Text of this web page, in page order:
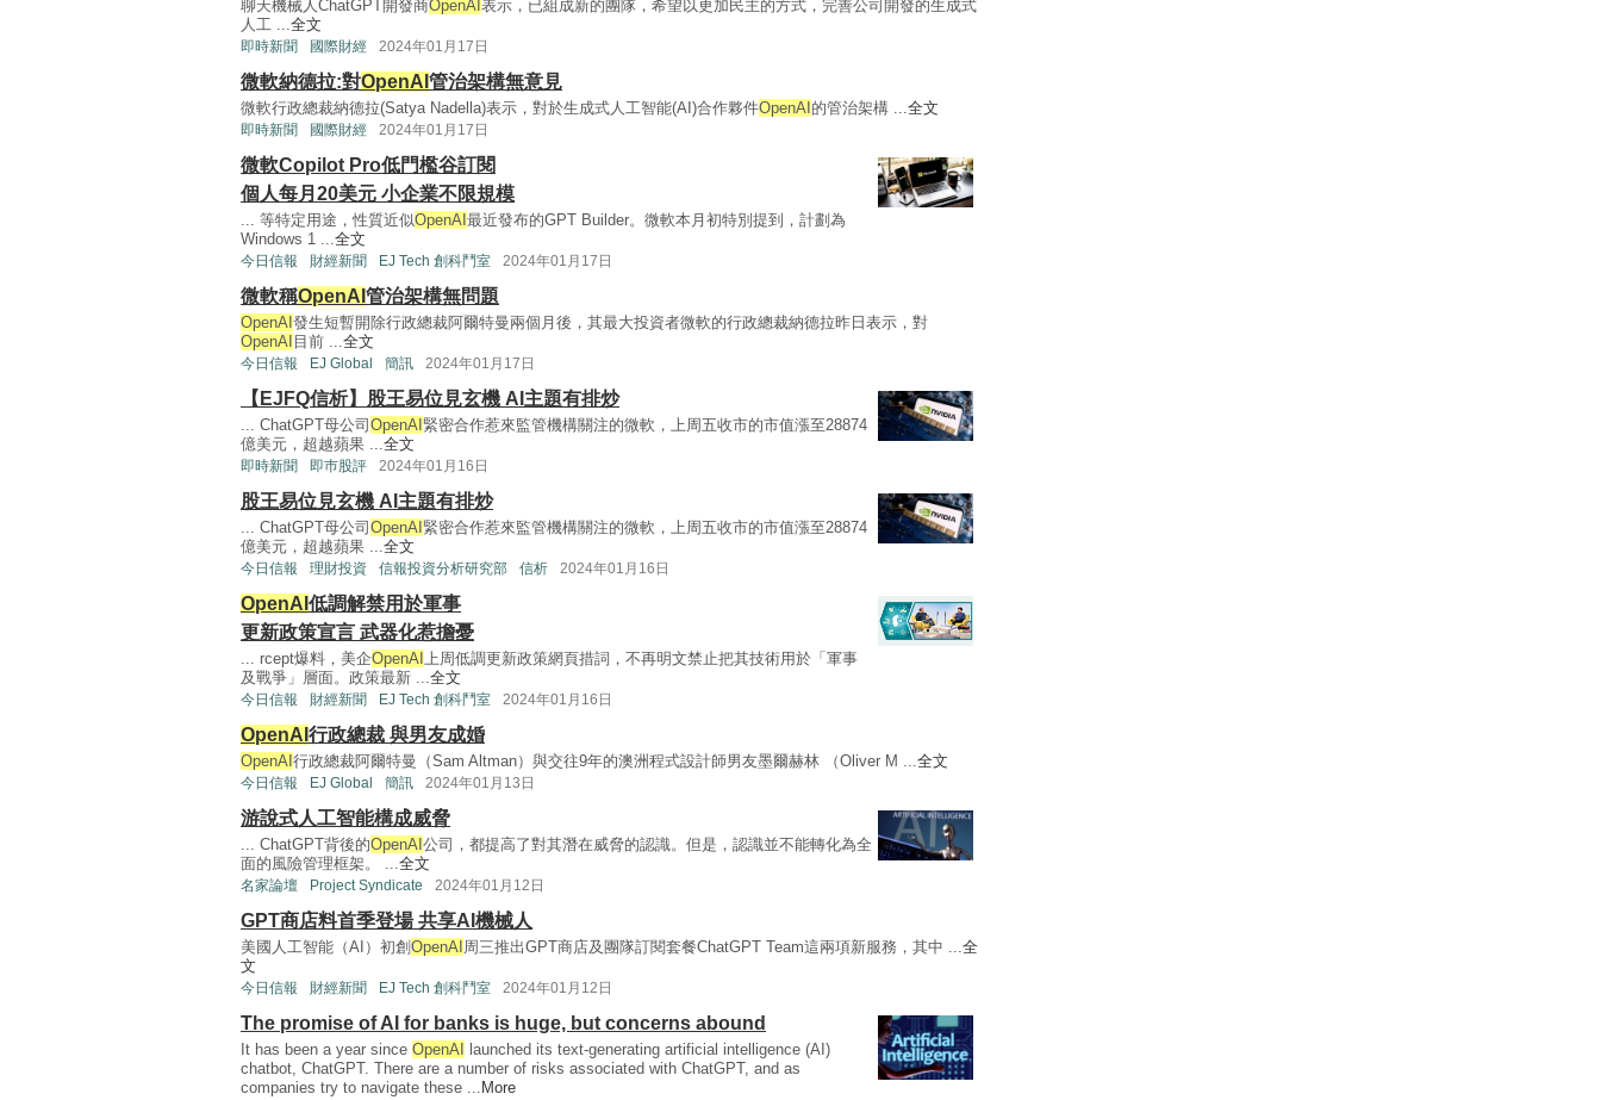
聊天機械人ChatGPT開發商OpenAI 表示，已組成新的團隊，希望以更加民主的方式，完善公司開發的生成式
人工 ...全文
即時新聞 國際財經 2024年01月17日
微軟納德拉:對OpenAI 管治架構無意見
微軟行政總裁納德拉(Satya Nadella)表示，對於生成式人工智能(AI)合作夥件OpenAI 的管治架構 ...全文
即時新聞 國際財經 2024年01月17日
微軟Copilot Pro低門檻谷訂閱
個人每月20美元 小企業不限規模
... 等特定用途，性質近似OpenAI 最近發布的GPT Builder。微軟本月初特別提到，計劃為
Windows 1 ...全文
今日信報 財經新聞 EJ Tech 創科鬥室 2024年01月17日
微軟稱OpenAI 管治架構無問題
OpenAI 發生短暫開除行政總裁阿爾特曼兩個月後，其最大投資者微軟的行政總裁納德拉昨日表示，對
OpenAI 目前 ...全文
今日信報 EJ Global 簡訊 2024年01月17日
【EJFQ信析】股王易位見玄機 AI主題有排炒
... ChatGPT母公司 OpenAI 緊密合作惹來監管機構關注的微軟，上周五收市的市值漲至28874
億美元，超越蘋果 ...全文
即時新聞 即巿股評 2024年01月16日
股王易位見玄機 AI主題有排炒
... ChatGPT母公司 OpenAI 緊密合作惹來監管機構關注的微軟，上周五收市的市值漲至28874
億美元，超越蘋果 ...全文
今日信報 理財投資 信報投資分析研究部 信析 2024年01月16日
OpenAI 低調解禁用於軍事
更新政策宣言 武器化惹擔憂
... rcept爆料，美企OpenAI 上周低調更新政策網頁措詞，不再明文禁止把其技術用於「軍事
及戰爭」層面。政策最新 ...全文
今日信報 財經新聞 EJ Tech 創科鬥室 2024年01月16日
OpenAI 行政總裁 與男友成婚
OpenAI 行政總裁阿爾特曼（Sam Altman）與交往9年的澳洲程式設計師男友墨爾赫林 （Oliver M ...全文
今日信報 EJ Global 簡訊 2024年01月13日
游說式人工智能構成威脅
... ChatGPT背後的OpenAI 公司，都提高了對其潛在威脅的認識。但是，認識並不能轉化為全
面的風險管理框架。 ...全文
名家論壇 Project Syndicate 2024年01月12日
GPT商店料首季登場 共享AI機械人
美國人工智能（AI）初創 OpenAI 周三推出GPT商店及團隊訂閱套餐ChatGPT Team這兩項新服務，其中 ...全
文
今日信報 財經新聞 EJ Tech 創科鬥室 2024年01月12日
The promise of AI for banks is huge, but concerns abound
It has been a year since OpenAI
launched its text-generating artificial intelligence (AI)
chatbot, ChatGPT. There are a number of risks associated with ChatGPT, and as
companies try to navigate these ... More